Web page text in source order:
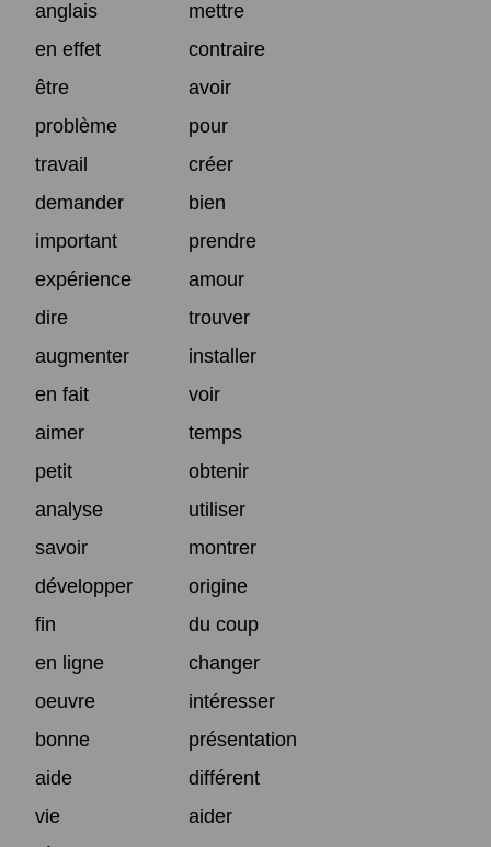
anglais
mettre
en effet
contraire
être
avoir
problème
pour
travail
créer
demander
bien
important
prendre
expérience
amour
dire
trouver
augmenter
installer
en fait
voir
aimer
temps
petit
obtenir
analyse
utiliser
savoir
montrer
développer
origine
fin
du coup
en ligne
changer
oeuvre
intéresser
bonne
présentation
aide
différent
vie
aider